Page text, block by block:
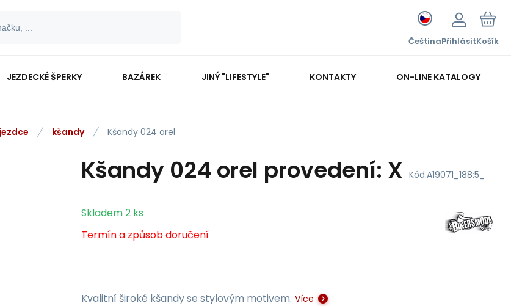
ČeštinaPřihlásitKošík
JEZDECKÉ ŠPERKY BAZÁREK JINÝ "LIFESTYLE" KONTAKTY ON-LINE KATALOGY
kšandy Kšandy 024 orel
Kšandy 024 orel provedení: X Kód:A19071_188:5_
Skladem2 ks
Termín a způsob doručení
Kvalitní široké kšandy se stylovým motivem. Více